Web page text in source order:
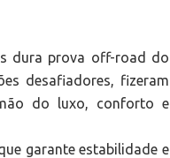
dura prova off-road do
desafiadores, fizeram
do luxo, conforto e
garante estabilidade e